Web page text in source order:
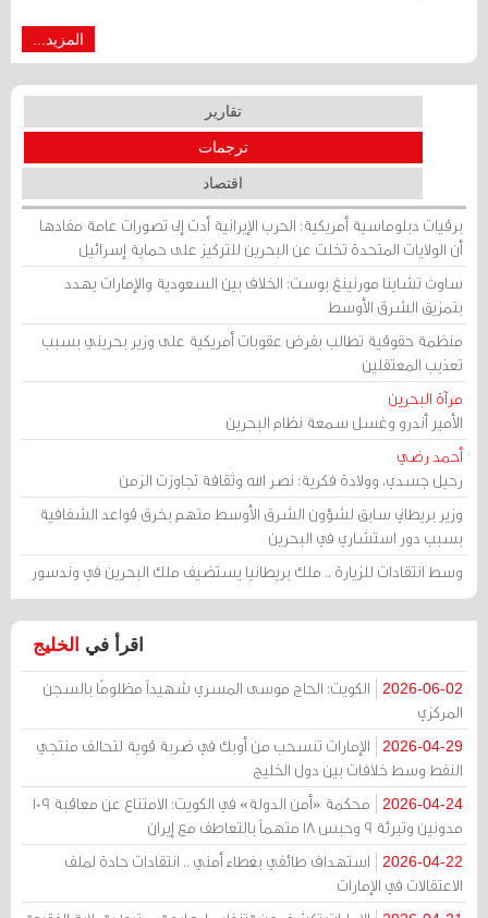
المزيد...
تقارير
ترجمات
اقتصاد
برقيات دبلوماسية أمريكية: الحرب الإيرانية أدت إلى تصورات عامة مفادها
أن الولايات المتحدة تخلت عن البحرين للتركيز على حماية إسرائيل
ساوث تشاينا مورنينغ بوست: الخلاف بين السعودية والإمارات يهدد
بتمزيق الشرق الأوسط
منظمة حقوقية تطالب بفرض عقوبات أمريكية على وزير بحريني بسبب
تعذيب المعتقلين
مرآة البحرين
الأمير أندرو وغسل سمعة نظام البحرين
أحمد رضي
رحيل جسدي، وولادة فكرية: نصر الله وثقافة تجاوزت الزمن
وزير بريطاني سابق لشؤون الشرق الأوسط متهم بخرق قواعد الشفافية
بسبب دور استشاري في البحرين
وسط انتقادات للزيارة .. ملك بريطانيا يستضيف ملك البحرين في وندسور
اقرأ في الخليج
2026-06-02
الكويت: الحاج موسى المسري شهيداً مظلومًا بالسجن
المركزي
2026-04-29
الإمارات تنسحب من أوبك في ضربة قوية لتحالف منتجي
النفط وسط خلافات بين دول الخليج
2026-04-24
محكمة «أمن الدولة» في الكويت: الامتناع عن معاقبة 109
مدونين وتبرئة 9 وحبس 18 متهماً بالتعاطف مع إيران
2026-04-22
استهداف طائفي بغطاء أمني .. انتقادات حادة لملف
الاعتقالات في الإمارات